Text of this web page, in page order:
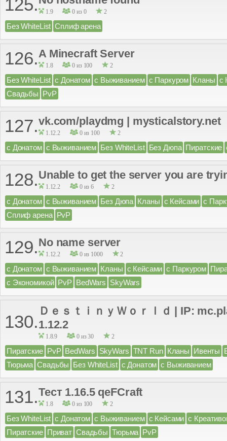
125. 1.9 0 из 0 2
Без WhiteList Сплиф арена
126.A Minecraft Server
1.8 0 из 100 2
Без WhiteList с Донатом с Выживанием с Паркуром Кланы с
Свадьбы PvP
127.vk.com/playdmg | mysticalstory.net
1.12.2 0 из 100 2
с Донатом с Выживанием Без WhiteList Без Дюпа Пиратские
128.Unable to get the server you are
1.12.2 0 из 6 2
с Донатом с Выживанием Без Дюпа Кланы с Кейсами с
Сплиф арена PvP
129.No name server
1.12.2 0 из 1000 2
с Донатом с Выживанием Кланы с Кейсами с Паркуром
с Экономикой PvP BedWars SkyWars
130.
ＤｅｓｔｉｎｙＷｏｒｌｄ | IP:
1.12.2
1.8.9 0 из 30 2
Пиратские PvP BedWars SkyWars TNT Run Кланы Ивенты
Тюрьма Свадьбы Без WhiteList с Донатом с Выживанием
131.Тест 1.16.5 qeFCraft
1.8 0 из 100 2
Без WhiteList с Донатом с Выживанием с Кейсами с
Пиратские Приват Свадьбы Тюрьма PvP